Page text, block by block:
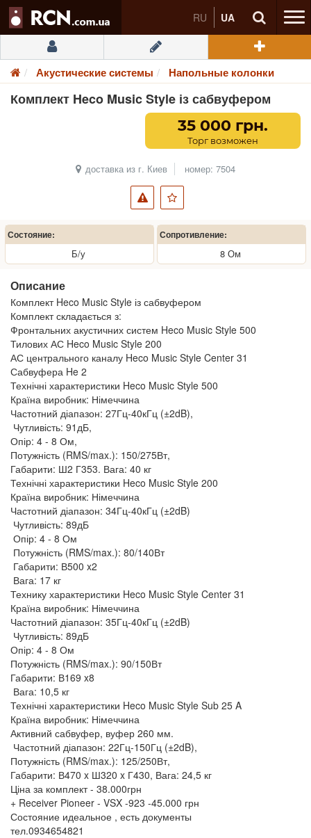
RU UA
Акустические системы Напольные колонки
Комплект Heco Music Style із сабвуфером
35 000 грн.
Торг возможен
доставка из г. Киев номер: 7504
Состояние:
Б/у
Сопротивление:
8 Ом
Описание
Комплект Heco Music Style із сабвуфером
Комплект складається з:
Фронтальних акустичних систем Heco Music Style 500
Тилових АС Heco Music Style 200
АС центрального каналу Heco Music Style Center 31
Сабвуфера He 2
Технічні характеристики Heco Music Style 500
Країна виробник: Німеччина
Частотний діапазон: 27Гц-40кГц (±2dB),
Чутливість: 91дБ,
Опір: 4 - 8 Ом,
Потужність (RMS/max.): 150/275Вт,
Габарити: Ш2 Г353. Вага: 40 кг
Технічні характеристики Heco Music Style 200
Країна виробник: Німеччина
Частотний діапазон: 34Гц-40кГц (±2dB)
Чутливість: 89дБ
Опір: 4 - 8 Ом
Потужність (RMS/max.): 80/140Вт
Габарити: В500 x2
Вага: 17 кг
Технику характеристики Heco Music Style Center 31
Країна виробник: Німеччина
Частотний діапазон: 35Гц-40кГц (±2dB)
Чутливість: 89дБ
Опір: 4 - 8 Ом
Потужність (RMS/max.): 90/150Вт
Габарити: В169 x8
Вага: 10,5 кг
Технічні характеристики Heco Music Style Sub 25 A
Країна виробник: Німеччина
Активний сабвуфер, вуфер 260 мм.
Частотний діапазон: 22Гц-150Гц (±2dB),
Потужність (RMS/max.): 125/250Вт,
Габарити: В470 x Ш320 x Г430, Вага: 24,5 кг
Ціна за комплект - 38.000грн
+ Receiver Pioneer - VSX -923 -45.000 грн
Состояние идеальное , есть документы
тел.0934654821